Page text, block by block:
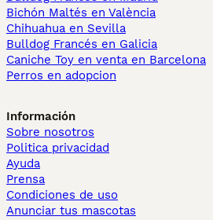
Bichón Maltés en València
Chihuahua en Sevilla
Bulldog Francés en Galicia
Caniche Toy en venta en Barcelona
Perros en adopcion
Información
Sobre nosotros
Politica privacidad
Ayuda
Prensa
Condiciones de uso
Anunciar tus mascotas